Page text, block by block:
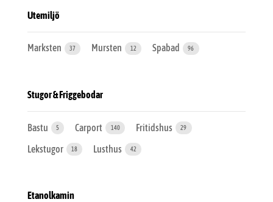
Utemiljö
Marksten 37 Mursten 12 Spabad 96
Stugor & Friggebodar
Bastu 5 Carport 140 Fritidshus 29
Lekstugor 18 Lusthus 42
Etanolkamin